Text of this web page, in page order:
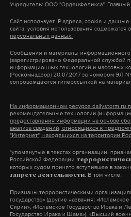
РФ отдельной
Минэкономразвития заявили,
планируется сформировать
экономическую зону по
17 октября Слуцкий также
создает региональное
возглавит президент
Умаров — это «авторитетная и
в республике, блестящий
Силовики
Собчак на предмет
пропаганды
Поводом, вероятно, стало
взятое у теннисистки
совершившей каминг-аут
В сентябре источник РИА
полицияпроверяетодин из
отношений среди подростков.
внимание правоохранителей
доме помощником министра
международной политики
частности, специалист
связанными с его
советских республиках. Он
ядерном разоружении
С апреля 2009 года Картер
обороны США уже при Бараке
реформу программы закупок
2011 года по декабрь 2013-го
заместитель главы Пентагона.
Подпишитесь на Daily
Учредитель: ООО "ОрденФеликса", Главный
Сайт использует IP адреса, cookie и
сайта, условия использования содержатся в
персональных данных.
Сообщения и материалы информационного
(зарегистрировано Федеральной службой
информационных технологий и массовых
(Роскомнадзор) 20.07.2017 за номером ЭЛ
сопровождаются гиперссылкой на
На информационном ресурсе dailystorm.ru
рекомендательные технологии
предоставления информации на основе
анализа сведений, относящихся к
"Интернет", находящихся на территории
*упомянутые в текстах организации,
Российской Федерации
которых судом принято вступившее в
запрете деятельности. В том числе:
Признаны террористическими
государство» (другие названия:
Сирии», «Исламское Государство Ирака и
Государство Ирака и Шама»), «Высший